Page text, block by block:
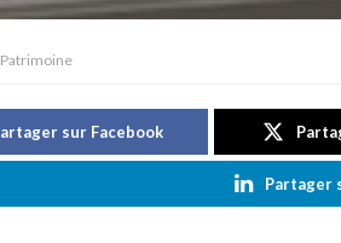
Patrimoine
sur Facebook
Partager